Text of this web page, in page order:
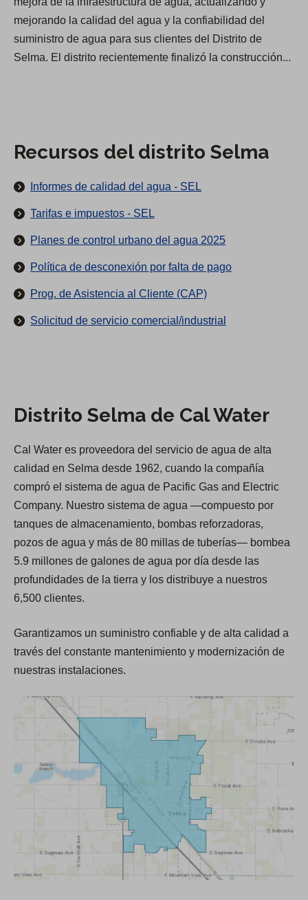
h
o
r
d
a
t
e
n
c
ó
n
i
t
r
i
t
o
S
e
l
m
a
mejorando la calidad del agua y la confiabilidad del
suministro de agua para sus clientes del Distrito de
Selma. El distrito recientemente finalizó la construcción...
Recursos del distrito Selma
Informes de calidad del agua - SEL
Tarifas e impuestos - SEL
Planes de control urbano del agua 2025
Política de desconexión por falta de pago
Prog. de Asistencia al Cliente (CAP)
Solicitud de servicio comercial/industrial
r
e
n
u
n
a
n
u
e
p
e
Distrito Selma de Cal Water
Cal Water es proveedora del servicio de agua de alta
calidad en Selma desde 1962, cuando la compañía
compró el sistema de agua de Pacific Gas and Electric
Company. Nuestro sistema de agua —compuesto por
tanques de almacenamiento, bombas reforzadoras,
pozos de agua y más de 80 millas de tuberías— bombea
5.9 millones de galones de agua por día desde las
profundidades de la tierra y los distribuye a nuestros
6,500 clientes.
Garantizamos un suministro confiable y de alta calidad a
través del constante mantenimiento y modernización de
nuestras instalaciones.